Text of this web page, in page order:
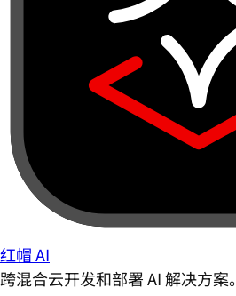
红帽 AI
跨混合云开发和部署 AI 解决方案。